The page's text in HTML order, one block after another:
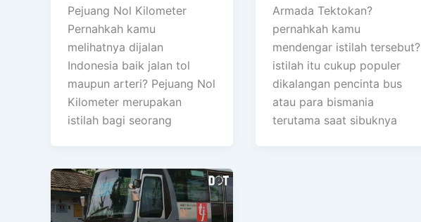
Pejuang Nol Kilometer
Pernahkah kamu
melihatnya dijalan
Indonesia baik jalan tol
maupun arteri? Pejuang Nol
Kilometer merupakan
istilah bagi seorang
Armada Tektokan?
pernahkah kamu
mendengar istilah tersebut?
istilah itu cukup populer
dikalangan pencinta bus
atau para bismania
terutama saat sibuknya